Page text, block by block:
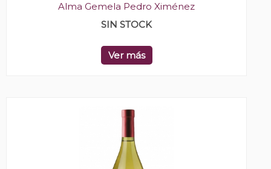
Alma Gemela Pedro Ximénez
SIN STOCK
Ver más